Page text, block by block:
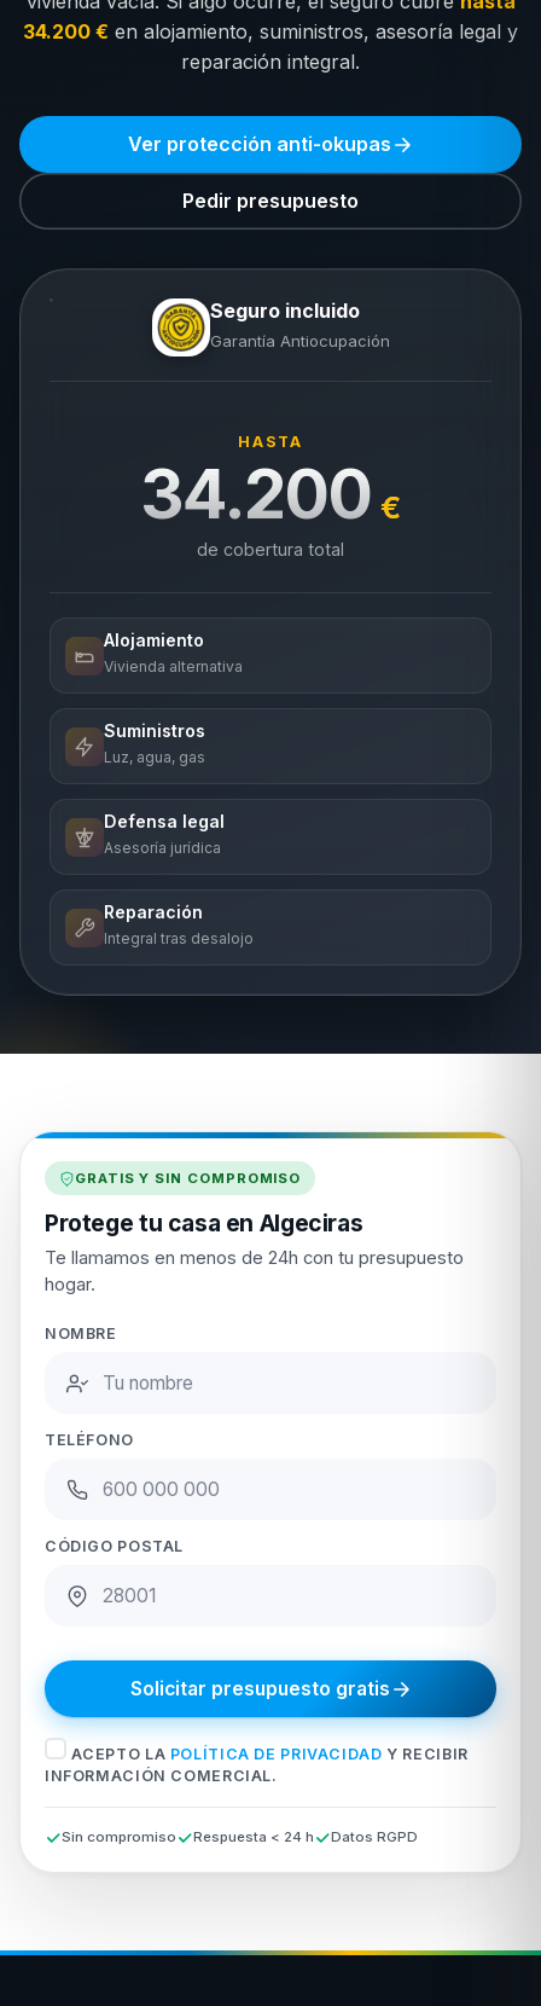
34.200 € en alojamiento, suministros, asesoría legal y
reparación integral.
Ver protección anti-okupas
Pedir presupuesto
Seguro incluido
Garantía Antiocupación
HASTA
34.200 €
de cobertura total
Alojamiento
Vivienda alternativa
Suministros
Luz, agua, gas
Defensa legal
Asesoría jurídica
Reparación
Integral tras desalojo
GRATIS Y SIN COMPROMISO
Protege tu casa en Algeciras
Te llamamos en menos de 24h con tu presupuesto
hogar.
NOMBRE
TELÉFONO
CÓDIGO POSTAL
Solicitar presupuesto gratis
ACEPTO LA POLÍTICA DE PRIVACIDAD Y RECIBIR
INFORMACIÓN COMERCIAL.
Sin compromiso Respuesta < 24 h Datos RGPD